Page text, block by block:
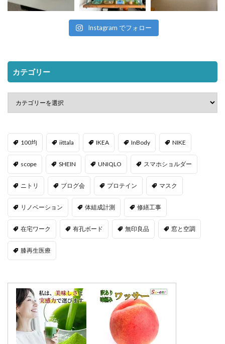
Instagram でフォロー
カテゴリー
100均 iittala IKEA InBody NIKE
scope SHEIN UNIQLO スマホショルダー
ニトリ ブログ会 プロテイン マスク
リノベーション 体組成計測 修繕工事
在宅ワーク 有孔ボード 無印良品 窓と空調
膝再生医療